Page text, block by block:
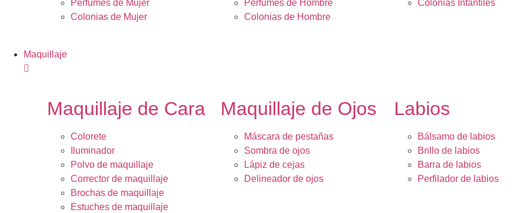
Perfumes de Mujer
Colonias de Mujer
Perfumes de Hombre
Colonias de Hombre
Colonias Infantiles
Maquillaje
Maquillaje de Cara
Colorete
Iluminador
Polvo de maquillaje
Corrector de maquillaje
Brochas de maquillaje
Estuches de maquillaje
Maquillaje de Ojos
Máscara de pestañas
Sombra de ojos
Lápiz de cejas
Delineador de ojos
Labios
Bálsamo de labios
Brillo de labios
Barra de labios
Perfilador de labios